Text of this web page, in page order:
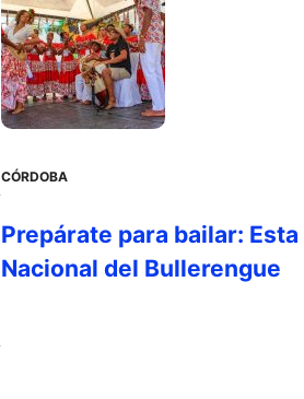
CÓRDOBA
Prepárate para bailar:
Nacional del Bullerengue